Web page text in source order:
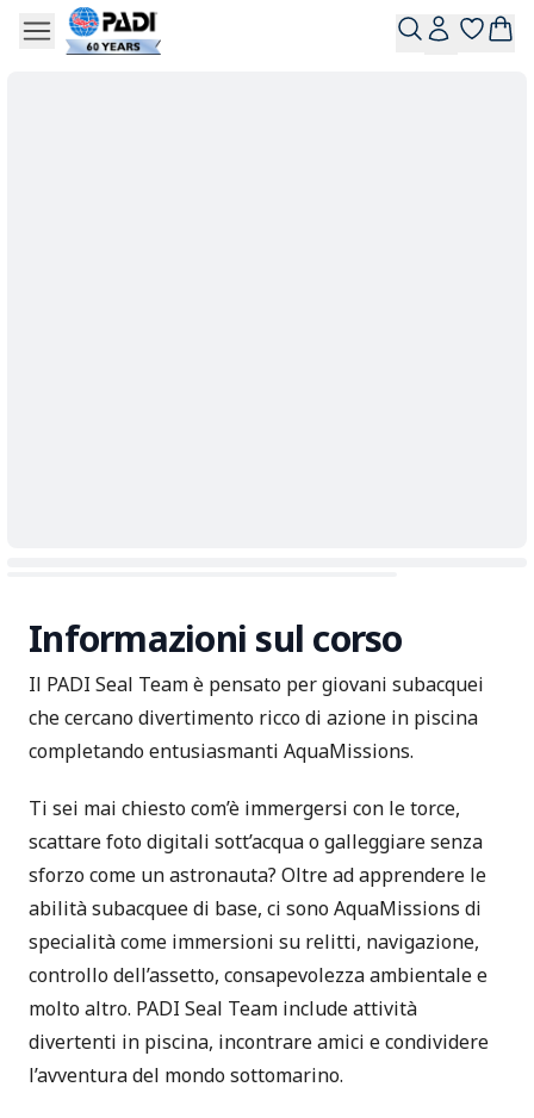
Informazioni sul corso
Il PADI Seal Team è pensato per giovani subacquei
che cercano divertimento ricco di azione in piscina
completando entusiasmanti AquaMissions.
Ti sei mai chiesto com’è immergersi con le torce,
scattare foto digitali sott’acqua o galleggiare senza
sforzo come un astronauta? Oltre ad apprendere le
abilità subacquee di base, ci sono AquaMissions di
specialità come immersioni su relitti, navigazione,
controllo dell’assetto, consapevolezza ambientale e
molto altro. PADI Seal Team include attività
divertenti in piscina, incontrare amici e condividere
l’avventura del mondo sottomarino.